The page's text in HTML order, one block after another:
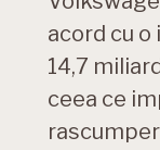
acord cu
14,7
ceea ce